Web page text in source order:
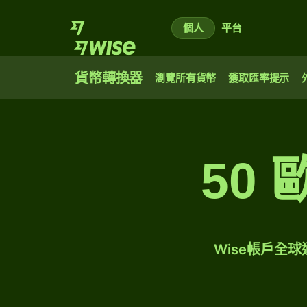
個人 平台
貨幣轉換器 瀏覽所有貨幣 獲取匯率提示
50
Wise帳戶全球